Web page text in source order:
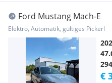
Ford Mustang Mach-E
Elektro, Automatik, gültiges Pickerl
294
€